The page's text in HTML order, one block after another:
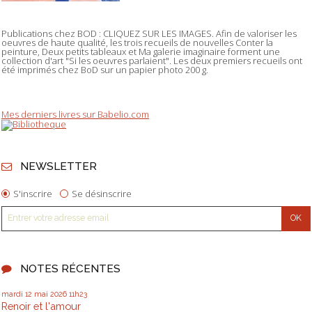
Publications chez BOD : CLIQUEZ SUR LES IMAGES. Afin de valoriser les
oeuvres de haute qualité, les trois recueils de nouvelles Conter la
peinture, Deux petits tableaux et Ma galerie imaginaire forment une
collection d'art "Si les oeuvres parlaient". Les deux premiers recueils ont
été imprimés chez BoD sur un papier photo 200 g.
Mes derniers livres sur Babelio.com
NEWSLETTER
S'inscrire Se désinscrire
NOTES RÉCENTES
mardi 12 mai 2026 11h23
Renoir et l'amour